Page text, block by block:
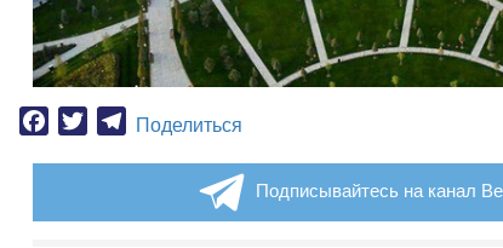
Facebook
TwitterTelegram
Поделиться
Подписывайтесь на канал